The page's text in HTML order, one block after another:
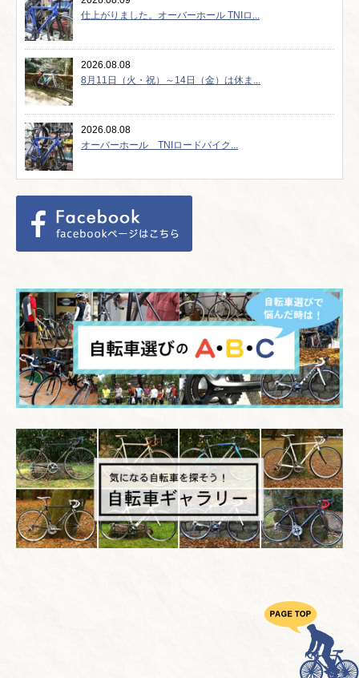
仕上がりました。オーバーホール TNIロ...
2026.08.08
8月11日（火・祝）～14日（金）は休ま...
2026.08.08
オーバーホール TNIロードバイク...